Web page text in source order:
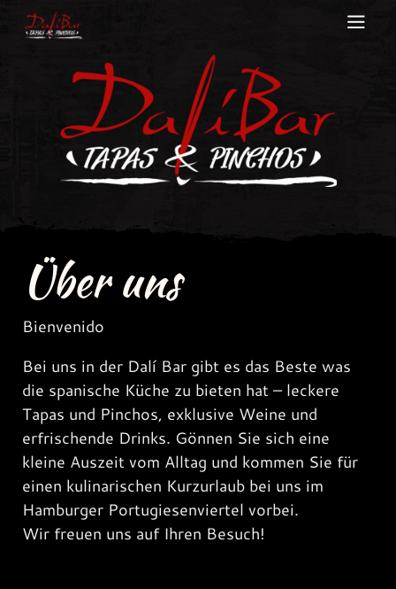
Skip
Über uns
Bienvenido
Bei uns in der Dalí Bar gibt es das Beste was
die spanische Küche zu bieten hat – leckere
Tapas und Pinchos, exklusive Weine und
erfrischende Drinks. Gönnen Sie sich eine
kleine Auszeit vom Alltag und kommen Sie für
einen kulinarischen Kurzurlaub bei uns im
Hamburger Portugiesenviertel vorbei.
Wir freuen uns auf Ihren Besuch!